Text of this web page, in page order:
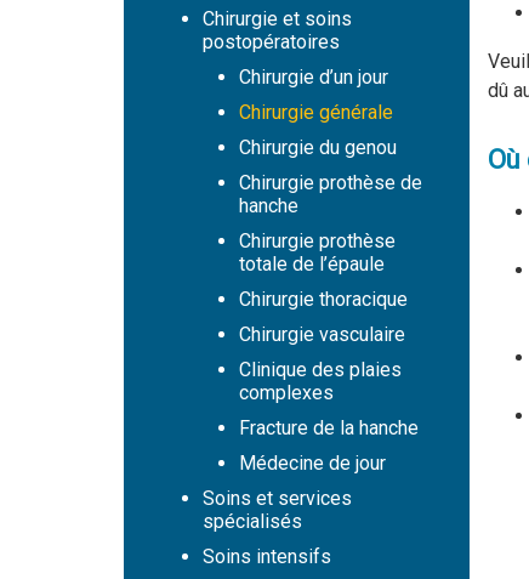
Chirurgie et soins
postopératoires
Chirurgie d’un jour
Chirurgie générale
Chirurgie du genou
Chirurgie prothèse de
hanche
Chirurgie prothèse
totale de l’épaule
Chirurgie thoracique
Chirurgie vasculaire
Clinique des plaies
complexes
Fracture de la hanche
Médecine de jour
Soins et services
spécialisés
Soins intensifs
dû